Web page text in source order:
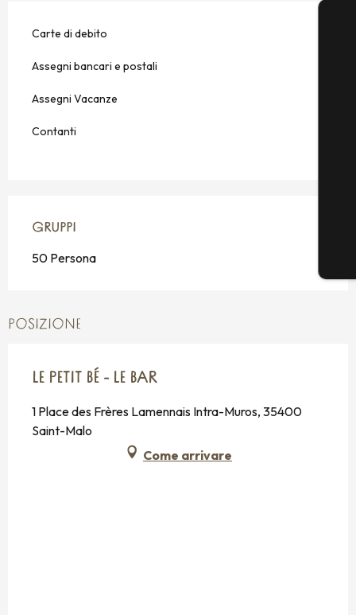
Carte di debito
Assegni bancari e postali
Assegni Vacanze
Contanti
GRUPPI
GRUPPI
50 Persona
POSIZIONE
LE PETIT BÉ - LE BAR
1 Place des Frères Lamennais Intra-Muros, 35400
Saint-Malo
Come arrivare